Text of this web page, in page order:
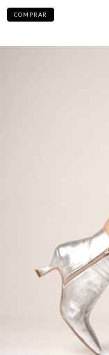
COMPRAR